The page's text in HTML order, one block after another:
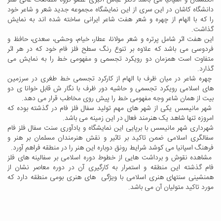
دانشگاه کاشان در این سری از این نمایشگاه مجموعه جدید شعر و شاعر خود
را که با الهام از چهره و شعر هفت شاعر ایرانی ساخته شده اند به نمایش
گذاشت.
این هفت اثر شامل پرتره و شعر مولانا، عطار، خیام، وحشی، سعدی، حافظ و
فردوسی می باشد که علاوه بر تنوع رنگ سطح فلز فام خود که در هر اثر
متفاوت است همزمان دو رویکرد تجسمی و مفهومی خط را به نمایش می
گذارد.
چهره شاعر در میان ظرف با الهام از کارکرد تجسمی خط طغری در سرزمین
های اسلامی رویکرد تجسمی و حاشیه دور ظرف با نگار ش قابل خوانا ی دو
بیت از همان شاعر وجه مفهومی خط را پیش روی مخاطب قرار می دهد.
شهر مانیسس یکی از شهر های مهم تولید سفال فلز فام در گذشته بوده که
امروزه تنها شاهد یک هنرمند فعال در این زمینه می باشد.
شهرداری شهر مانیسس با برپایی این نمایشگاه و یادآوری سنت سفال فلز فام
سفالگری اسلامی ضمن تاکید بر تاثیر و نقش هنرمندان مسلمان بر هنر و
فرهنگ اسپانیا می کوشد شرایط رونق دوباره این هنر را در منطقه فراهم آورد.
مشاهده نقوش و برداشت هایی از خطوط دوره اسلامی بر سفالینه های فلز
فام گذشته این منطقه و استمرار به کارگیری آن در دوره معاصر نشان از
همنشینی سنتهای هنری اسلامی با ویژگی های هنری بومی منطقه دارد که
مورد تاکید متولیان آن می باشد.